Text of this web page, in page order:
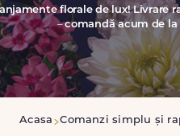
florale de lux! Livrare
–comandă acum de
Acasa Comanzi simplu și